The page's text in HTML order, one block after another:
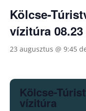
Kölcse-
vízitúra 08.23
23 augusztus @ 9:45
Kölcse-
vízitúra